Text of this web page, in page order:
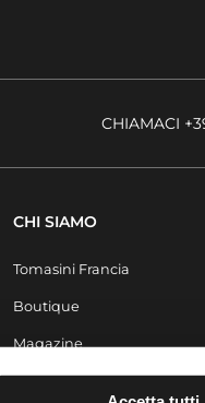
CHIAMACI
CHI SIAMO
Tomasini Francia
Boutique
Magazine
Contatti